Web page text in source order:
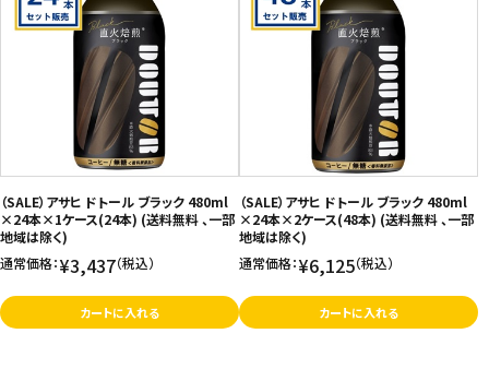
（SALE）アサヒ ドトール ブラック 480ml
×24本×1ケース(24本) (送料無料 、一部
地域は除く)
通常価格：¥3,437（税込）
カートに入れる
（SALE）アサヒ ドトール ブラック 480ml
×24本×2ケース(48本) (送料無料 、一部
地域は除く)
通常価格：¥6,125（税込）
カートに入れる